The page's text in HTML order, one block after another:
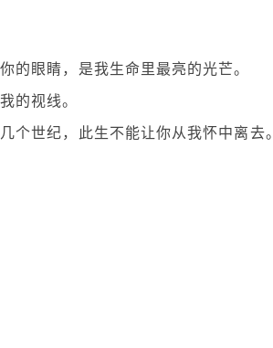
的眼睛，是我生命里最亮的光芒。
的视线。
个世纪，此生不能让你从我怀中离去。